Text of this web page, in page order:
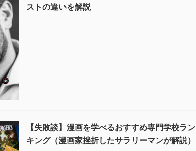
ストの違いを解説
【失敗談】漫画を学べるおすすめ専門学校ラン
キング（漫画家挫折したサラリーマンが解説）